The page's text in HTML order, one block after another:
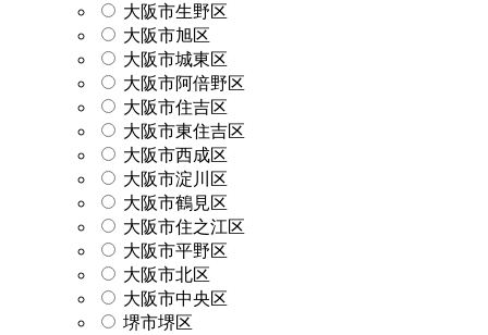
大阪市生野区
大阪市旭区
大阪市城東区
大阪市阿倍野区
大阪市住吉区
大阪市東住吉区
大阪市西成区
大阪市淀川区
大阪市鶴見区
大阪市住之江区
大阪市平野区
大阪市北区
大阪市中央区
堺市堺区